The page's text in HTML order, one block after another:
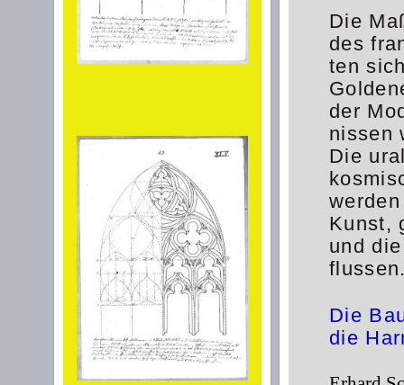
Die
des
ten
der
nissen
Die
Kunst,
und
Die
die